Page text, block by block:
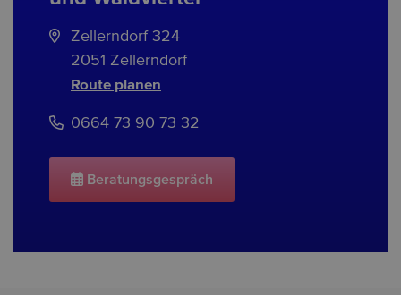
Zellerndorf 324
2051 Zellerndorf
Route planen
0664 73 90 73 32
Beratungsgespräch